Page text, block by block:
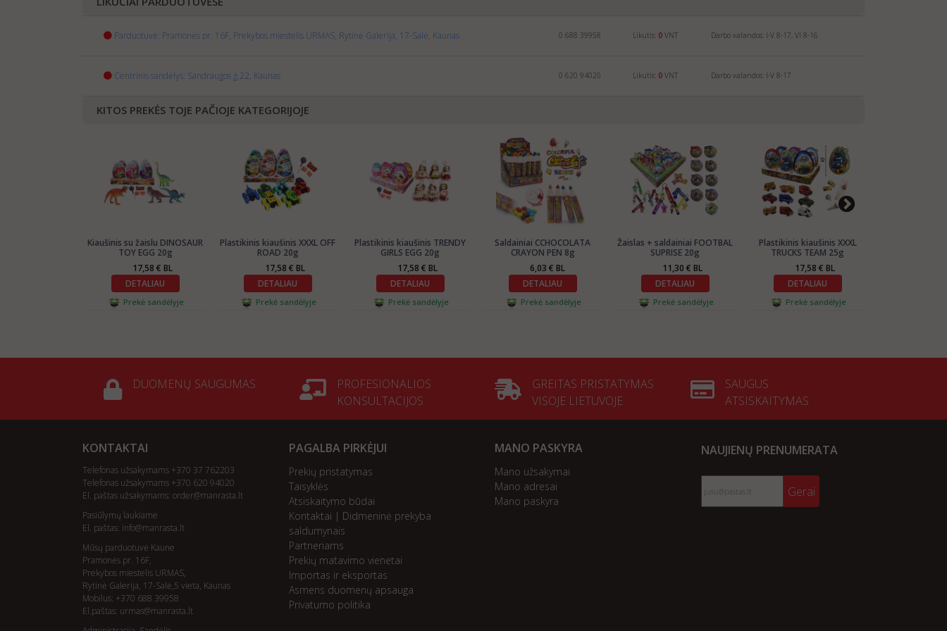
Parduotuvė: Pramonės pr. 16F, Prekybos miestelis URMAS, Rytinė Galerija, 17-Salė, Kaunas 0 688 39958 Likutis: 0 VNT Darbo valandos: I-V 8-17, VI 8-16
Centrinis sandėlys: Sandraugos g.22, Kaunas 0 620 94020 Likutis: 0 VNT Darbo valandos: I-V 8-17
KITOS PREKĖS TOJE PAČIOJE KATEGORIJOJE
Kiaušinis su žaislu DINOSAUR
TOY EGG 20g
17,58 € BL
DETALIAU
Prekė sandėlyje
Plastikinis kiaušinis XXXL OFF
ROAD 20g
17,58 € BL
DETALIAU
Prekė sandėlyje
Plastikinis kiaušinis TRENDY
GIRLS EGG 20g
17,58 € BL
DETALIAU
Prekė sandėlyje
Saldainiai CCHOCOLATA
CRAYON PEN 8g
6,03 € BL
DETALIAU
Prekė sandėlyje
Žaislas + saldainiai FOOTBAL
SUPRISE 20g
11,30 € BL
DETALIAU
Prekė sandėlyje
Plastikinis kiaušinis XXXL
TRUCKS TEAM 25g
17,58 € BL
DETALIAU
Prekė sandėlyje
DUOMENŲ SAUGUMAS
PROFESIONALIOS
KONSULTACIJOS
GREITAS PRISTATYMAS
VISOJE LIETUVOJE
SAUGUS
ATSISKAITYMAS
KONTAKTAI
Telefonas užsakymams +370 37 762203
Telefonas užsakymams +370 620 94020
El. paštas užsakymams: order@manrasta.lt
Pasiūlymų laukiame
El. paštas: info@manrasta.lt
Mūsų parduotuvė Kaune
Pramonės pr. 16F,
Prekybos miestelis URMAS,
Rytinė Galerija, 17-Salė,5 vieta, Kaunas
Mobilus: +370 688 39958
El.paštas: urmas@manrasta.lt
PAGALBA PIRKĖJUI
Prekių pristatymas
Taisyklės
Atsiskaitymo būdai
Kontaktai | Didmeninė prekyba
saldumynais
Partneriams
Prekių matavimo vienetai
Importas ir eksportas
Asmens duomenų apsauga
Privatumo politika
MANO PASKYRA
Mano užsakymai
Mano adresai
Mano paskyra
NAUJIENŲ PRENUMERATA
Gerai